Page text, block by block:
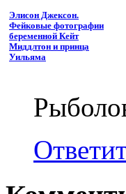
Элисон Джексон.
Фейковые фотографии
беременной Кейт
Миддлтон и принца
Уильяма